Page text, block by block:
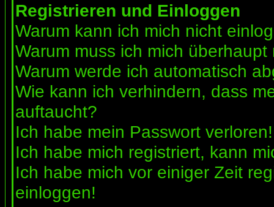
Registrieren und Einloggen
Warum kann ich mich nicht
Warum muss ich mich überhaupt
Warum werde ich automatisch
Wie kann ich verhindern, dass
auftaucht?
Ich habe mein Passwort verloren!
Ich habe mich registriert, kann
Ich habe mich vor einiger Zeit
einloggen!